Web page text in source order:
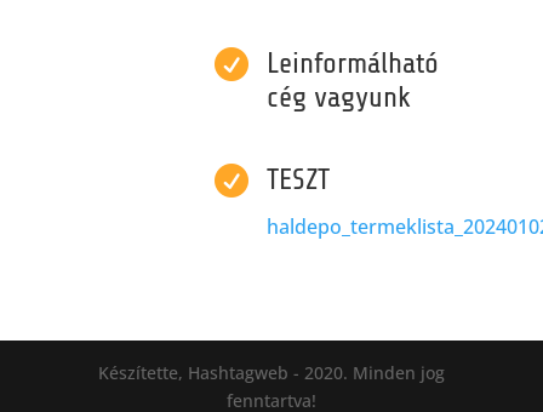

Leinformálható
cég vagyunk
 TESZT
Készítette, Hashtagweb - 2020. Minden jog
fenntartva!